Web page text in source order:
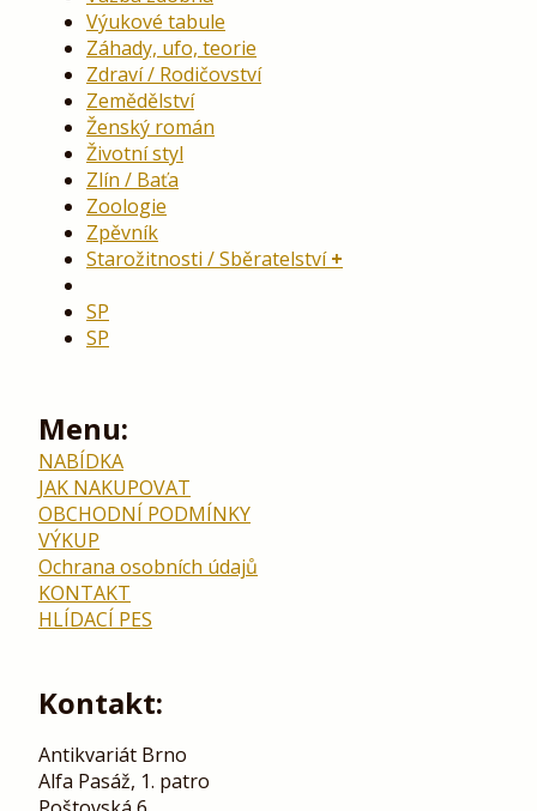
Výukové tabule
Záhady, ufo, teorie
Zdraví / Rodičovství
Zemědělství
Ženský román
Životní styl
Zlín / Baťa
Zoologie
Zpěvník
Starožitnosti / Sběratelství
SP
SP
Menu:
NABÍDKA
JAK NAKUPOVAT
OBCHODNÍ PODMÍNKY
VÝKUP
Ochrana osobních údajů
KONTAKT
HLÍDACÍ PES
Kontakt:
Antikvariát Brno
Alfa Pasáž, 1. patro